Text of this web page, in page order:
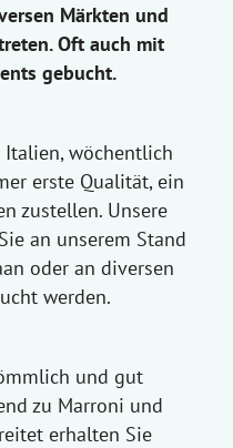
Märkten und
Oft auch mit
gebucht.
wöchentlich
erste Qualität, ein
zustellen. Unsere
an unserem Stand
oder an diversen
werden.
und gut
zu Marroni und
erhalten Sie